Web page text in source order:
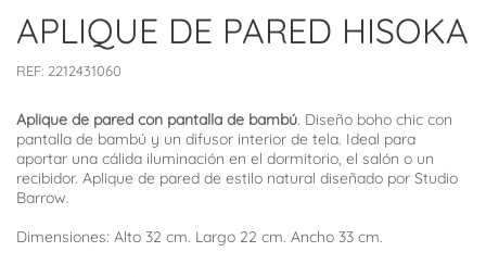
APLIQUE DE PARED HISOKA
REF: 2212431060
Aplique de pared con pantalla de bambú. Diseño boho chic con
pantalla de bambú y un difusor interior de tela. Ideal para
aportar una cálida iluminación en el dormitorio, el salón o un
recibidor. Aplique de pared de estilo natural diseñado por Studio
Barrow.
Dimensiones: Alto 32 cm. Largo 22 cm. Ancho 33 cm.